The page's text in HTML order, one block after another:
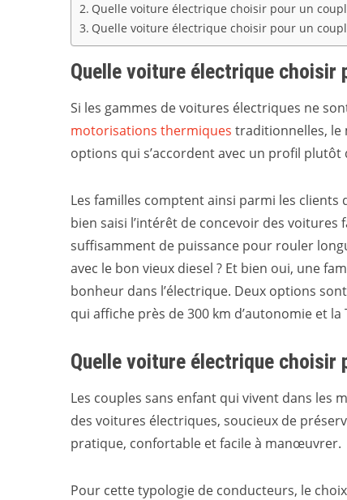
Quelle voiture électrique choisir pour un
Quelle voiture électrique choisir pour un
Quelle voiture électrique choisir
Si les gammes de voitures électriques ne
motorisations thermiques traditionnelles, le
options qui s’accordent avec un profil plutôt
Les familles comptent ainsi parmi les
bien saisi l’intérêt de concevoir des
suffisamment de puissance pour rouler
avec le bon vieux diesel ? Et bien oui, une
bonheur dans l’électrique. Deux options
qui affiche près de 300 km d’autonomie et
Quelle voiture électrique choisir
Les couples sans enfant qui vivent dans les
des voitures électriques, soucieux de
pratique, confortable et facile à manœuvrer.
Pour cette typologie de conducteurs, le